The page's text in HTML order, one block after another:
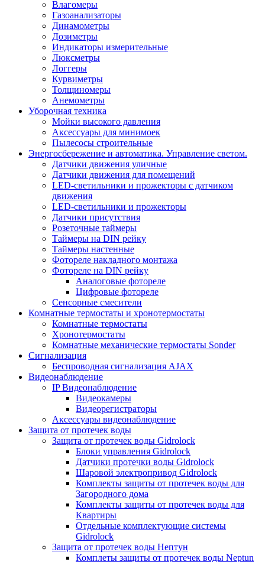
Влагомеры
Газоанализаторы
Динамометры
Дозиметры
Индикаторы измерительные
Люксметры
Логгеры
Курвиметры
Толщиномеры
Анемометры
Уборочная техника
Мойки высокого давления
Аксессуары для минимоек
Пылесосы строительные
Энергосбережение и автоматика. Управление светом.
Датчики движения уличные
Датчики движения для помещений
LED-светильники и прожекторы с датчиком
движения
LED-светильники и прожекторы
Датчики присутствия
Розеточные таймеры
Таймеры на DIN рейку
Таймеры настенные
Фотореле накладного монтажа
Фотореле на DIN рейку
Аналоговые фотореле
Цифровые фотореле
Сенсорные смесители
Комнатные термостаты и хронотермостаты
Комнатные термостаты
Хронотермостаты
Комнатные механические термостаты Sonder
Сигнализация
Беспроводная сигнализация AJAX
Видеонаблюдение
IP Видеонаблюдение
Видеокамеры
Видеорегистраторы
Аксессуары видеонаблюдение
Защита от протечек воды
Защита от протечек воды Gidrolock
Блоки управления Gidrolock
Датчики протечки воды Gidrolock
Шаровой электропривод Gidrolock
Комплекты защиты от протечек воды для
Загородного дома
Комплекты защиты от протечек воды для
Квартиры
Отдельные комплектующие системы
Gidrolock
Защита от протечек воды Нептун
Комплеты защиты от протечек воды Neptun